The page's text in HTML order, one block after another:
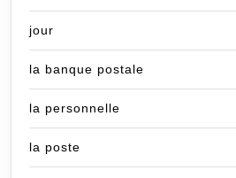
jour
la banque postale
la personnelle
la poste